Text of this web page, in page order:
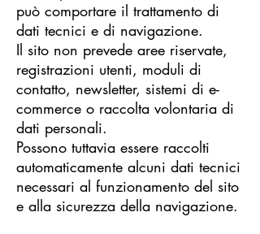
può comportare il trattamento di
dati tecnici e di navigazione.
Il sito non prevede aree riservate,
registrazioni utenti, moduli di
contatto, newsletter, sistemi di e-
commerce o raccolta volontaria di
dati personali.
Possono tuttavia essere raccolti
automaticamente alcuni dati tecnici
necessari al funzionamento del sito
e alla sicurezza della navigazione.